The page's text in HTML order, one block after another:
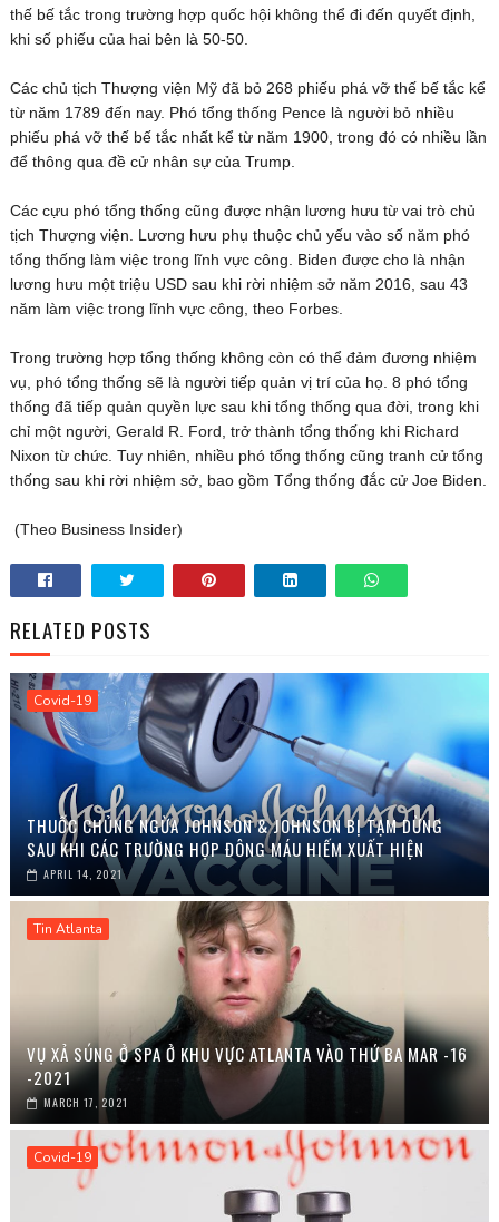
thế bế tắc trong trường hợp quốc hội không thể đi đến quyết định,
khi số phiếu của hai bên là 50-50.
Các chủ tịch Thượng viện Mỹ đã bỏ 268 phiếu phá vỡ thế bế tắc kể
từ năm 1789 đến nay. Phó tổng thống Pence là người bỏ nhiều
phiếu phá vỡ thế bế tắc nhất kể từ năm 1900, trong đó có nhiều lần
để thông qua đề cử nhân sự của Trump.
Các cựu phó tổng thống cũng được nhận lương hưu từ vai trò chủ
tịch Thượng viện. Lương hưu phụ thuộc chủ yếu vào số năm phó
tổng thống làm việc trong lĩnh vực công. Biden được cho là nhận
lương hưu một triệu USD sau khi rời nhiệm sở năm 2016, sau 43
năm làm việc trong lĩnh vực công, theo Forbes.
Trong trường hợp tổng thống không còn có thể đảm đương nhiệm
vụ, phó tổng thống sẽ là người tiếp quản vị trí của họ. 8 phó tổng
thống đã tiếp quản quyền lực sau khi tổng thống qua đời, trong khi
chỉ một người, Gerald R. Ford, trở thành tổng thống khi Richard
Nixon từ chức. Tuy nhiên, nhiều phó tổng thống cũng tranh cử tổng
thống sau khi rời nhiệm sở, bao gồm Tổng thống đắc cử Joe Biden.
(Theo Business Insider)
RELATED POSTS
Covid-19
THUỐC CHỦNG NGỪA JOHNSON & JOHNSON BỊ TẠM DỪNG
SAU KHI CÁC TRƯỜNG HỢP ĐÔNG MÁU HIẾM XUẤT HIỆN
APRIL 14, 2021
Tin Atlanta
VỤ XẢ SÚNG Ở SPA Ở KHU VỰC ATLANTA VÀO THỨ BA MAR -16
-2021
MARCH 17, 2021
Covid-19